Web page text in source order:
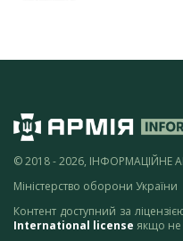
© 2018 - 2026, ІНФОРМАЦІЙНЕ
Міністерство оборони України
Контент доступний за
International license якщо не